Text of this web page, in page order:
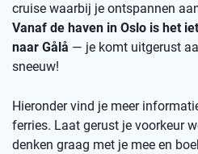
cruise waarbij je ontspannen
Vanaf de haven in Oslo is het
naar Gålå — je komt uitgerust
sneeuw!
Hieronder vind je meer
ferries. Laat gerust je voorkeur
denken graag met je mee en